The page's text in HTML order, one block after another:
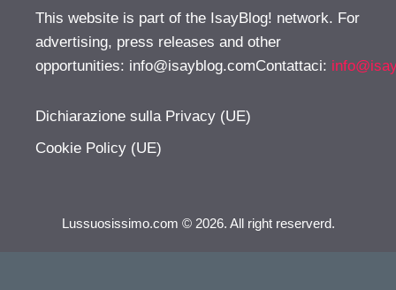
This website is part of the IsayBlog! network. For
advertising, press releases and other
opportunities: info@isayblog.comContattaci:
Dichiarazione sulla Privacy (UE)
Cookie Policy (UE)
Lussuosissimo.com © 2026. All right reserverd.